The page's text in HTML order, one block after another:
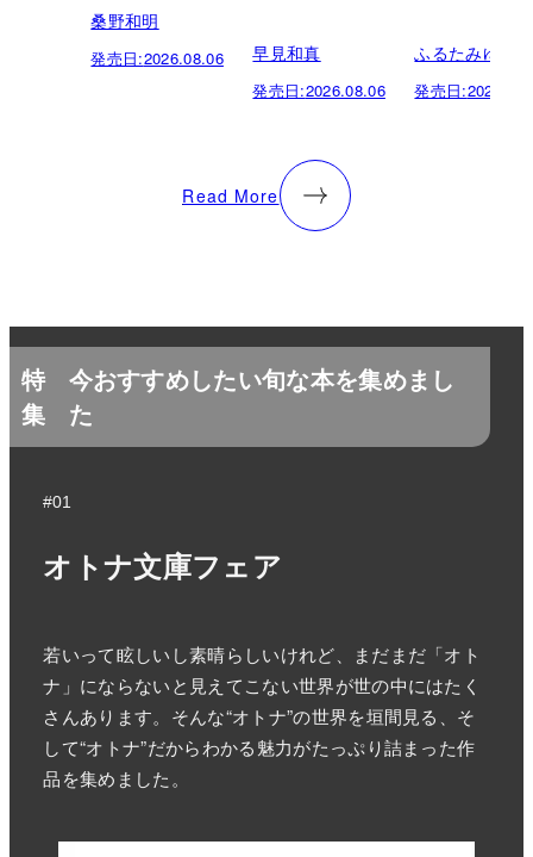
桑野和明
発売日:2026.08.06 早見和真
発売日:2026.08.06
ふるたみゆき
発売日:
Read More
特
集
今おすすめしたい旬な本を集めまし
た
#01
オトナ文庫フェア
若いって眩しいし素晴らしいけれど、まだまだ「オト
ナ」にならないと見えてこない世界が世の中にはたく
さんあります。そんな“オトナ”の世界を垣間見る、そ
して“オトナ”だからわかる魅力がたっぷり詰まった作
品を集めました。